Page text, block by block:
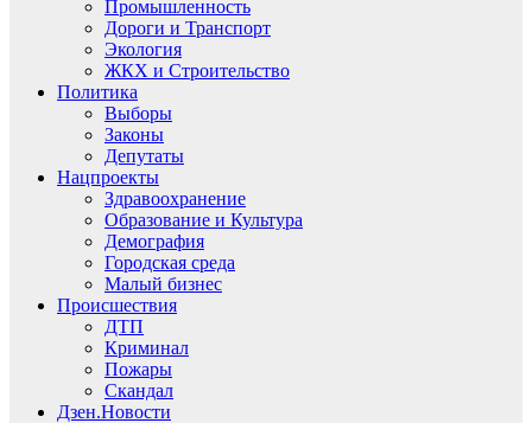
Промышленность
Дороги и Транспорт
Экология
ЖКХ и Строительство
Политика
Выборы
Законы
Депутаты
Нацпроекты
Здравоохранение
Образование и Культура
Демография
Городская среда
Малый бизнес
Происшествия
ДТП
Криминал
Пожары
Скандал
Дзен.Новости